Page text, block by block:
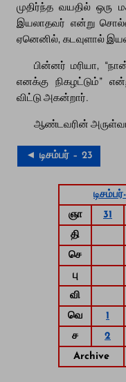
முதிர்ந்த வயதில் ஒரு
இயலாதவர் என்று
ஏனெனில், கடவுளால்
பின்னர் மரியா,
எனக்கு நிகழட்டும்”
விட்டு அகன்றார்.
ஆண்டவரின்
◄ டிசம்பர் – 23
ஞா
31
தி
செ
பு
வி
வெ
1
ச
2
Archive